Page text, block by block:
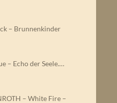
– Brunnenkinder
– Echo der Seele.…
– White Fire –